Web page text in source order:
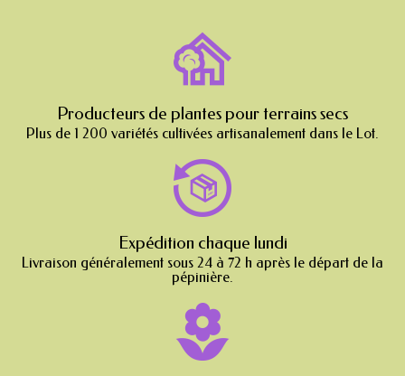
Producteurs de plantes pour terrains secs
Plus de 1 200 variétés cultivées artisanalement dans le Lot.
Expédition chaque lundi
Livraison généralement sous 24 à 72 h après le départ de la
pépinière.